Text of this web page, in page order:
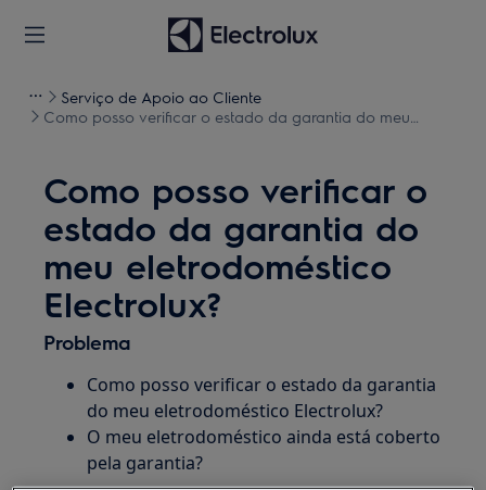
Serviço de Apoio ao Cliente
Como posso verificar o estado da garantia do meu
Como posso verificar o
estado da garantia do
meu eletrodoméstico
Electrolux?
Problema
Como posso verificar o estado da garantia
do meu eletrodoméstico Electrolux?
O meu eletrodoméstico ainda está coberto
pela garantia?